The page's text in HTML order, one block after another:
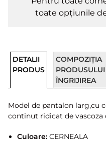
toate opțiunile
DETALII
PRODUS
COMPOZIȚIA
ÎNGRIJIREA
Model de pantalon larg,cu
continut ridicat de vascoza
Culoare:CERNEALA